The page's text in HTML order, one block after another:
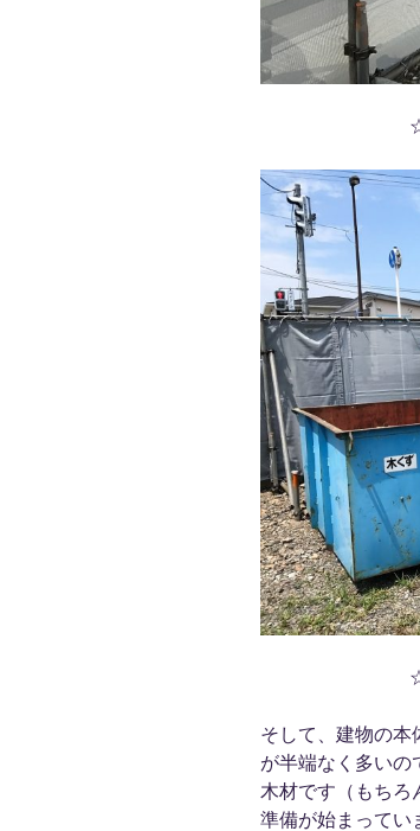
そして、建物の本
が半端なく多いの
木材です（もちろ
準備が始まってい